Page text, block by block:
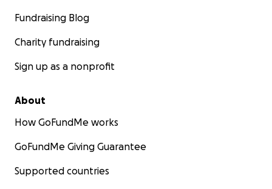
Fundraising Blog
Charity fundraising
Sign up as a nonprofit
About
How GoFundMe works
GoFundMe Giving Guarantee
Supported countries